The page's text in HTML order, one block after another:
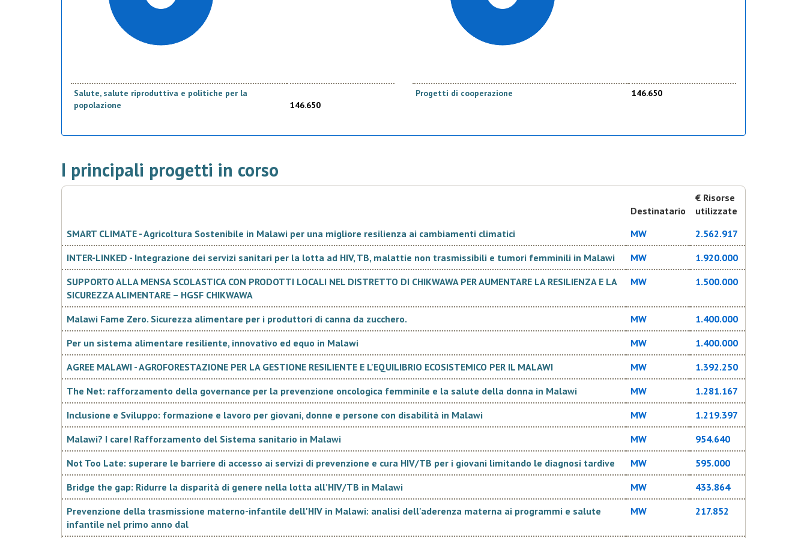
aumentare il livello di resilienza delle aree colpite da questa emergenza, le cui cause possono essere
individuate, certamente, nel ricorrente fenomeno del Niño ma i cui effetti sono amplificati dai cambiamenti
Paesi dell'Africa Australe", AID 010746) si è conclusa nel 2018. La seconda fase ("Mitigazione degli effetti
interventi della comunità dei donatori
L’Unione Europea e gli Stati Membri europei, fra cui l’Italia, partecipano sia al coordinamento operativo a livello
regionale dell’Africa Australe che nei singoli paesi d’intervento e articolano le proprie iniziative di risposta alle
linee strategiche definite nell’appello dellaSouthern Africa Development Community
(SADC) e del piano
Obiettivi e risultati attesi
Tra gli obiettivi dell'azione della Cooperazione Italiana nel Paese, con
particolare riferimento alle iniziative in corso, si cita mitigare gli
dalla prolungata siccità provocata dal fenomeno El Niño nella regione
dell’Africa Australe, in particolare rafforzare la resilienza delle
popolazioni attraverso l’assistenza all’agricoltura e all’allevamento,
la promozione dell’irrigazione e della commercializzazione dei prodotti
agricoli, il rafforzamento delle competenze tecniche e gestionali dei
produttori e dei servizi tecnici, la mitigazione degli effetti della
siccità sulle fasce più vulnerabili della popolazione.
Tra i
risultati attesi, si citano il miglioramento della produttività e della
Salute, salute riproduttiva e politiche per la
popolazione
146.650
Progetti di cooperazione 146.650
I principali progetti in corso
Destinatario
€ Risorse
utilizzate
SMART CLIMATE - Agricoltura Sostenibile in Malawi per una migliore resilienza ai cambiamenti climatici
MW
2.562.917
INTER-LINKED - Integrazione dei servizi sanitari per la lotta ad HIV, TB, malattie non trasmissibili e tumori femminili in Malawi
MW
1.920.000
SUPPORTO ALLA MENSA SCOLASTICA CON PRODOTTI LOCALI NEL DISTRETTO DI CHIKWAWA PER AUMENTARE LA RESILIENZA E LA
SICUREZZA ALIMENTARE – HGSF CHIKWAWA
MW 1.500.000
Malawi Fame Zero. Sicurezza alimentare per i produttori di canna da zucchero. MW
1.400.000
Per un sistema alimentare resiliente, innovativo ed equo in Malawi
MW
1.400.000
AGREE MALAWI - AGROFORESTAZIONE PER LA GESTIONE RESILIENTE E L'EQUILIBRIO ECOSISTEMICO PER IL MALAWI
MW
1.392.250
The Net: rafforzamento della governance per la prevenzione oncologica femminile e la salute della donna in Malawi
MW
1.281.167
Inclusione e Sviluppo: formazione e lavoro per giovani, donne e persone con disabilità in Malawi
MW
1.219.397
Malawi? I care! Rafforzamento del Sistema sanitario in Malawi
MW
954.640
Not Too Late: superare le barriere di accesso ai servizi di prevenzione e cura HIV/TB per i giovani limitando le diagnosi tardive
MW
595.000
Bridge the gap: Ridurre la disparità di genere nella lotta all’HIV/TB in Malawi
MW
433.864
Prevenzione della trasmissione materno-infantile dell'HIV in Malawi: analisi dell'aderenza materna ai programmi e salute
infantile nel primo anno dal
MW 217.852